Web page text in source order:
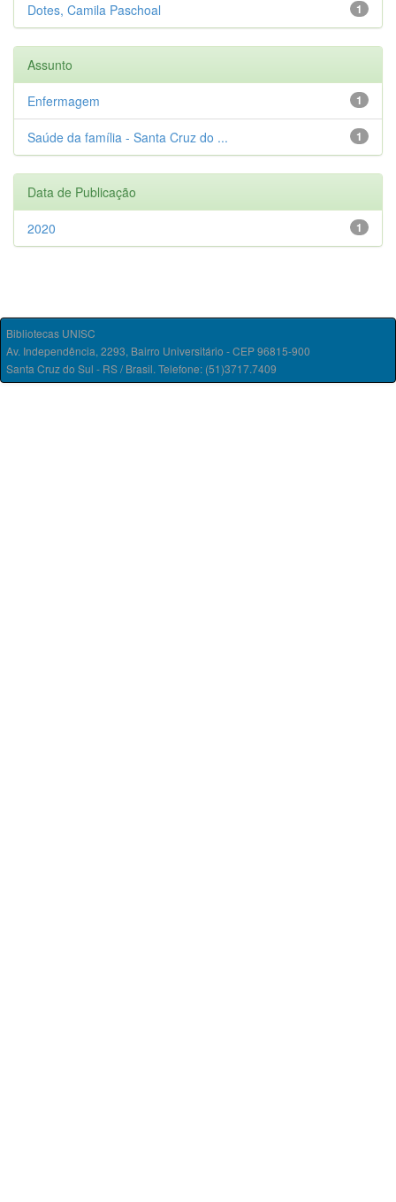
1
Dotes, Camila Paschoal
Assunto
1
Enfermagem
1
Saúde da família - Santa Cruz do ...
Data de Publicação
1
2020
Bibliotecas UNISC
Av. Independência, 2293, Bairro Universitário - CEP 96815-900
Santa Cruz do Sul - RS / Brasil. Telefone: (51)3717.7409